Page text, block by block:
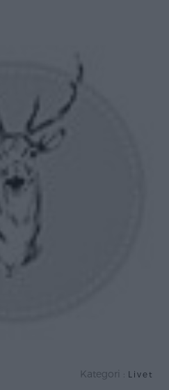
Kategori : Livet